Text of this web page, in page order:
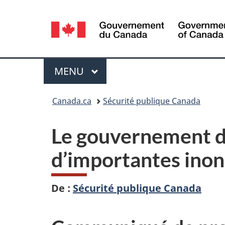
Sélection
de
la
langue
Menu
MENU PRINCIPAL
Canada.ca Sécurité publique Canada
Le gouvernement
d’importantes
De : Sécurité publique Canada